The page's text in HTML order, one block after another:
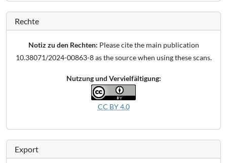
Rechte
Notiz zu den Rechten: Please cite the main publication
10.38071/2024-00863-8 as the source when using these scans.
Nutzung und Vervielfältigung:
CC BY 4.0
Export